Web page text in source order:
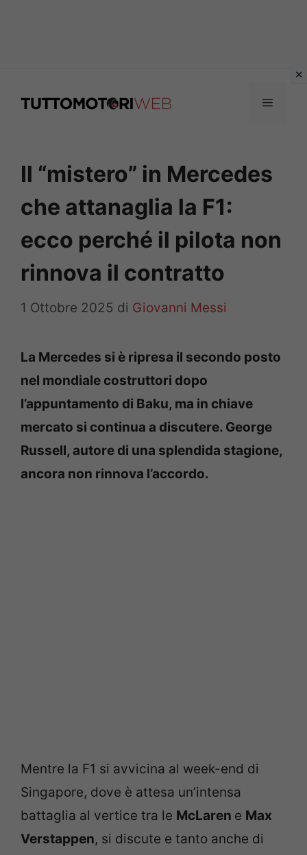
Menu
Il “mistero” in Mercedes
che attanaglia la F1:
ecco perché il pilota non
rinnova il contratto
1 Ottobre 2025 di Giovanni Messi
La Mercedes si è ripresa il secondo posto
nel mondiale costruttori dopo
l’appuntamento di Baku, ma in chiave
mercato si continua a discutere. George
Russell, autore di una splendida stagione,
ancora non rinnova l’accordo.
Mentre la F1 si avvicina al week-end di
Singapore, dove è attesa un’intensa
battaglia al vertice tra le McLaren e Max
Verstappen, si discute e tanto anche di